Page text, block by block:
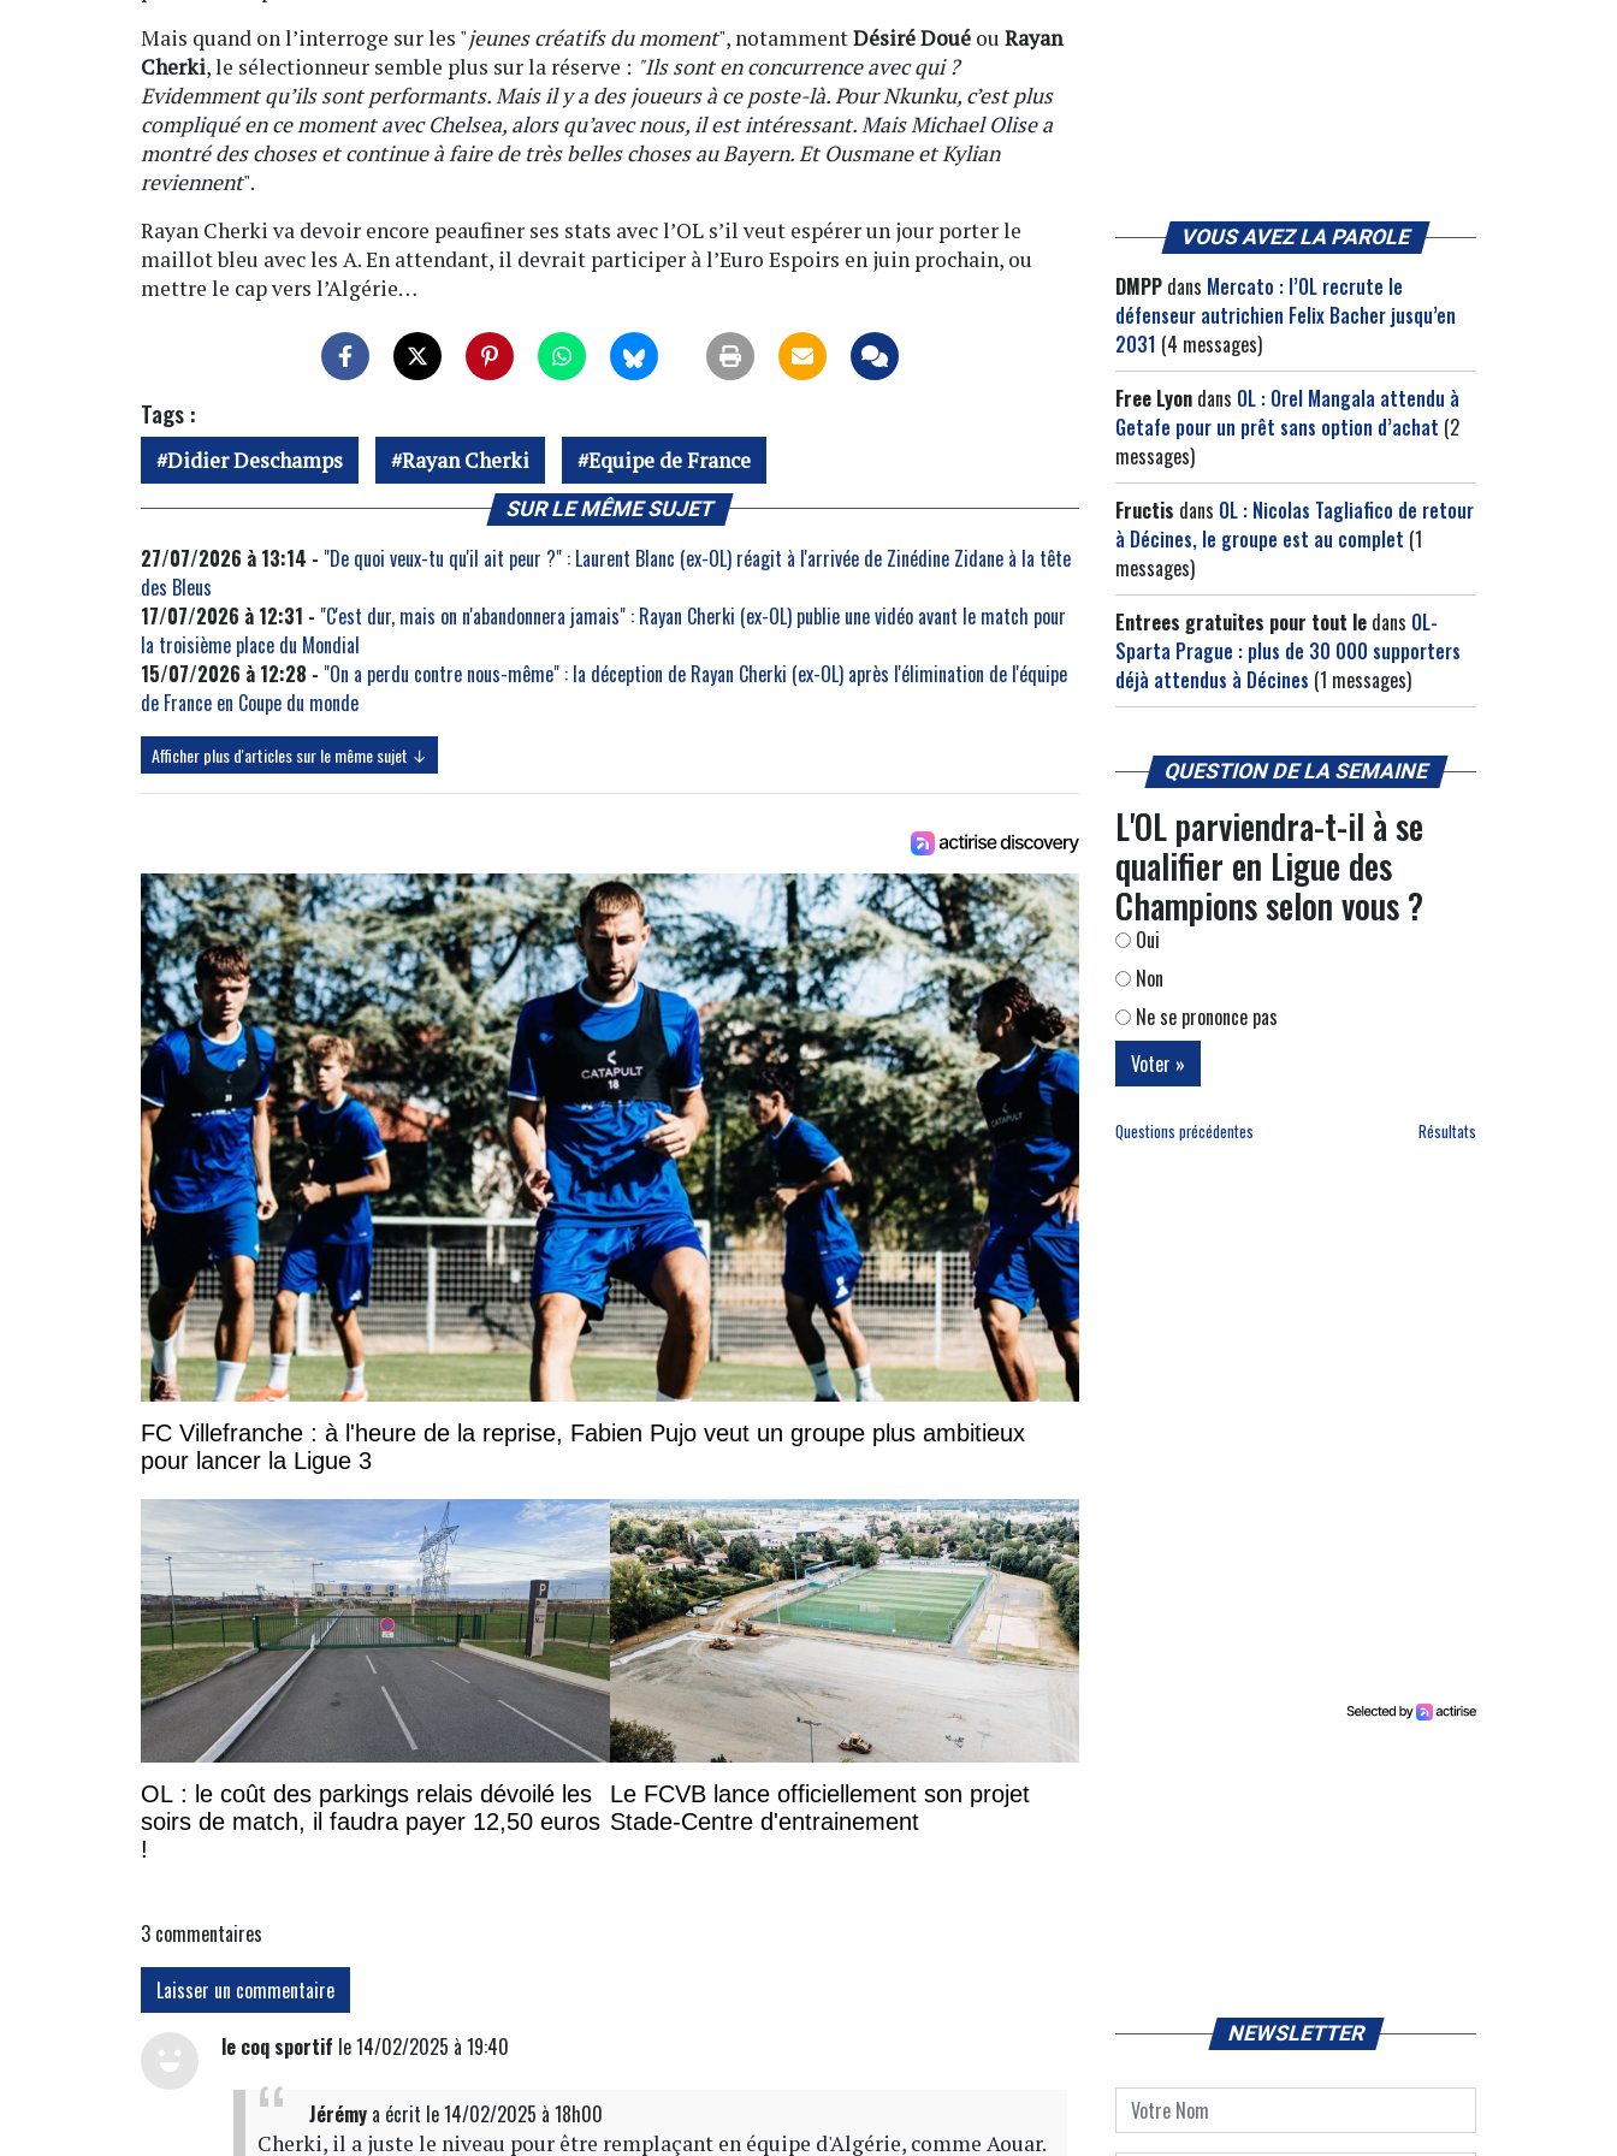
Mais quand on l’interroge sur les "jeunes créatifs du moment", notammentDésiré Doué ou Rayan
Cherki, le sélectionneur semble plus sur la réserve : "Ils sont en concurrence avec qui ?
Evidemment qu’ils sont performants. Mais il y a des joueurs à ce poste-là. Pour Nkunku, c’est plus
compliqué en ce moment avec Chelsea, alors qu’avec nous, il est intéressant. Mais Michael Olise a
montré des choses et continue à faire de très belles choses au Bayern. Et Ousmane et Kylian
reviennent".
Rayan Cherki va devoir encore peaufiner ses stats avec l’OL s’il veut espérer un jour porter le
maillot bleu avec les A. En attendant, il devrait participer à l’Euro Espoirs en juin prochain, ou
mettre le cap vers l’Algérie…
Tags :
Didier Deschamps Rayan Cherki Equipe de France
SUR LE MÊME SUJET
27/07/2026 à 13:14 - "De quoi veux-tu qu'il ait peur ?" : Laurent Blanc (ex-OL) réagit à l'arrivée de Zinédine Zidane à la tête
des Bleus
17/07/2026 à 12:31 - "C'est dur, mais on n'abandonnera jamais" : Rayan Cherki (ex-OL) publie une vidéo avant le match pour
la troisième place du Mondial
15/07/2026 à 12:28 - "On a perdu contre nous-même" : la déception de Rayan Cherki (ex-OL) après l'élimination de l'équipe
de France en Coupe du monde
Afficher plus d'articles sur le même sujet ↓
FC Villefranche : à l'heure de la reprise, Fabien Pujo veut un groupe plus ambitieux
pour lancer la Ligue 3
OL : le coût des parkings relais dévoilé les
soirs de match, il faudra payer 12,50 euros
!
Le FCVB lance officiellement son projet
Stade-Centre d'entrainement
3 commentaires
Laisser un commentaire
le coq sportif le 14/02/2025 à 19:40
Jérémy a écrit le 14/02/2025 à 18h00
Cherki, il a juste le niveau pour être remplaçant en équipe d'Algérie, comme Aouar.
VOUS AVEZ LA PAROLE
DMPP dans Mercato : l’OL recrute le
défenseur autrichien Felix Bacher jusqu’en
2031 (4 messages)
Free Lyon dans OL : Orel Mangala attendu à
Getafe pour un prêt sans option d’achat (2
messages)
Fructis dans OL : Nicolas Tagliafico de retour
à Décines, le groupe est au complet (1
messages)
Entrees gratuites pour tout le dans OL-
Sparta Prague : plus de 30 000 supporters
déjà attendus à Décines (1 messages)
QUESTION DE LA SEMAINE
L'OL parviendra-t-il à se
qualifier en Ligue des
Champions selon vous ?
Oui
Non
Ne se prononce pas
Questions précédentes Résultats
NEWSLETTER